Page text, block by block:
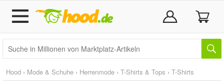
Hood › Mode & Schuhe › Herrenmode › T-Shirts & Tops › T-Shirts